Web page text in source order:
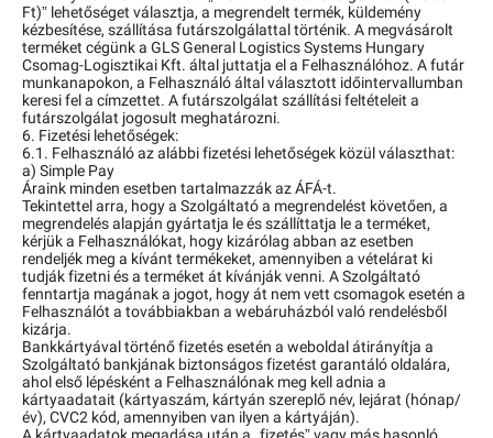
Ft)” lehetőséget választja, a megrendelt termék, küldemény
kézbesítése, szállítása futárszolgálattal történik. A megvásárolt
terméket cégünk a GLS General Logistics Systems Hungary
Csomag-Logisztikai Kft. által juttatja el a Felhasználóhoz. A futár
munkanapokon, a Felhasználó által választott időintervallumban
keresi fel a címzettet. A futárszolgálat szállítási feltételeit a
futárszolgálat jogosult meghatározni.
6. Fizetési lehetőségek:
6.1. Felhasználó az alábbi fizetési lehetőségek közül választhat:
a) Simple Pay
Áraink minden esetben tartalmazzák az ÁFÁ-t.
Tekintettel arra, hogy a Szolgáltató a megrendelést követően, a
megrendelés alapján gyártatja le és szállíttatja le a terméket,
kérjük a Felhasználókat, hogy kizárólag abban az esetben
rendeljék meg a kívánt termékeket, amennyiben a vételárat ki
tudják fizetni és a terméket át kívánják venni. A Szolgáltató
fenntartja magának a jogot, hogy át nem vett csomagok esetén a
Felhasználót a továbbiakban a webáruházból való rendelésből
kizárja.
Bankkártyával történő fizetés esetén a weboldal átirányítja a
Szolgáltató bankjának biztonságos fizetést garantáló oldalára,
ahol első lépésként a Felhasználónak meg kell adnia a
kártyaadatait (kártyaszám, kártyán szereplő név, lejárat (hónap/
év), CVC2 kód, amennyiben van ilyen a kártyáján).